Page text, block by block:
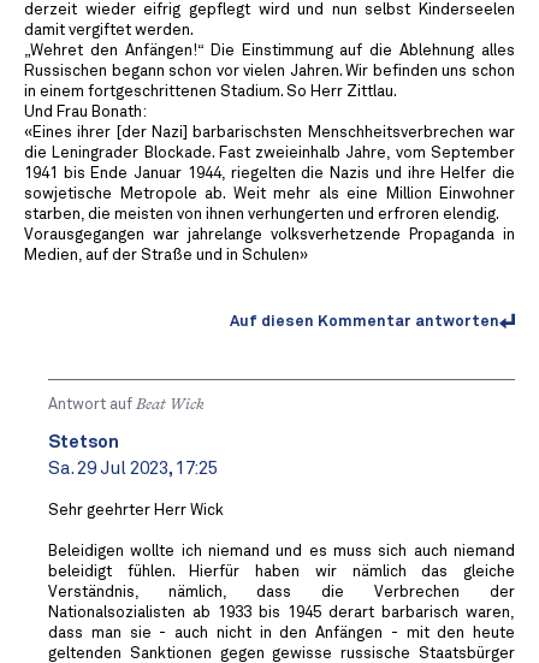
derzeit wieder eifrig gepflegt wird und nun selbst Kinderseelen
damit vergiftet werden.
„Wehret den Anfängen!“ Die Einstimmung auf die Ablehnung alles
Russischen begann schon vor vielen Jahren. Wir befinden uns schon
in einem fortgeschrittenen Stadium. So Herr Zittlau.
Und Frau Bonath:
«Eines ihrer [der Nazi] barbarischsten Menschheitsverbrechen war
die Leningrader Blockade. Fast zweieinhalb Jahre, vom September
1941 bis Ende Januar 1944, riegelten die Nazis und ihre Helfer die
sowjetische Metropole ab. Weit mehr als eine Million Einwohner
starben, die meisten von ihnen verhungerten und erfroren elendig.
Vorausgegangen war jahrelange volksverhetzende Propaganda in
Medien, auf der Straße und in Schulen»
Auf diesen Kommentar antworten
Antwort auf Beat Wick
Stetson
Sa. 29 Jul 2023, 17:25
Sehr geehrter Herr Wick
Beleidigen wollte ich niemand und es muss sich auch niemand
beleidigt fühlen. Hierfür haben wir nämlich das gleiche
Verständnis, nämlich, dass die Verbrechen der
Nationalsozialisten ab 1933 bis 1945 derart barbarisch waren,
dass man sie - auch nicht in den Anfängen - mit den heute
geltenden Sanktionen gegen gewisse russische Staatsbürger